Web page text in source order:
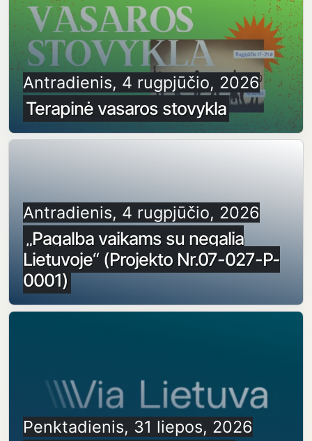
Antradienis, 4 rugpjūčio, 2026
Terapinė vasaros stovykla
Antradienis, 4 rugpjūčio, 2026
„Pagalba vaikams su negalia
Lietuvoje“ (Projekto Nr.07-027-P-
0001)
Penktadienis, 31 liepos, 2026